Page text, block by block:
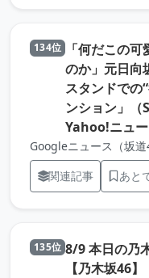
134位
「何だこの
のか」元日向
スタンドでの
ンション」（
Yahoo!ニュ
Googleニュース（坂道
関連記事
あと
135位 8/9 本日の乃
【乃木坂46】